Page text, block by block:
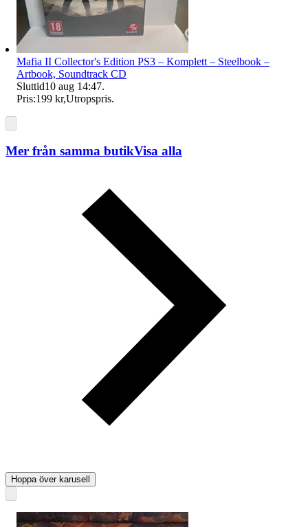
Mafia II Collector's Edition PS3 – Komplett – Steelbook –
Artbook, Soundtrack CD
Sluttid10 aug 14:47.
Pris:199 kr,Utropspris.
Mer från samma butikVisa alla
Hoppa över karusell